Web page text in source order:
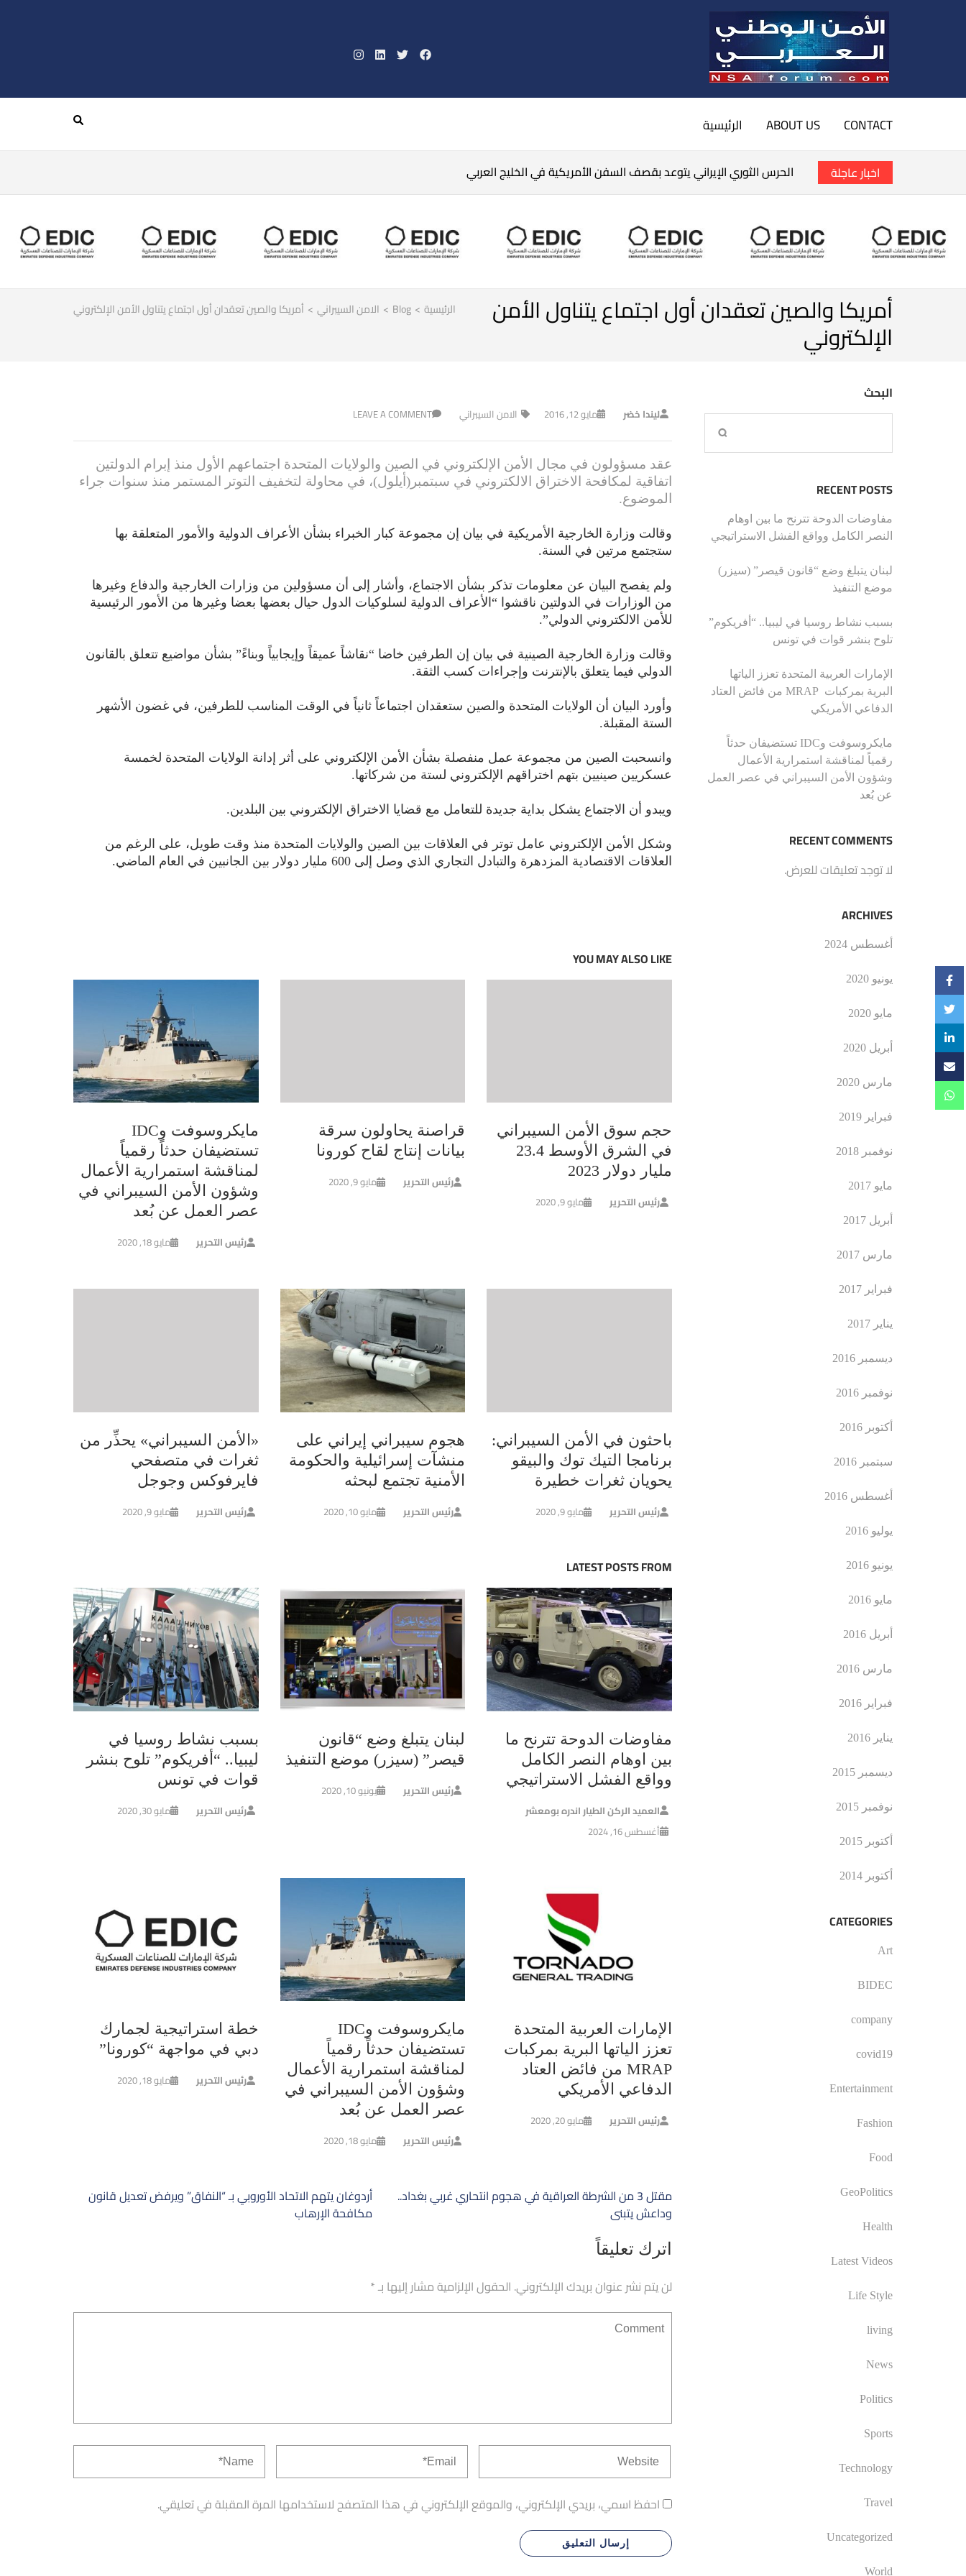
CONTACT
ABOUT US الرئيسية
اخبار عاجلة الحرس الثوري الإيراني يتوعد بقصف السفن الأمريكية في الخليج العربي
الرئيسية >
Blog
> الامن السيبراني > أمريكا والصين تعقدان أول اجتماع يتناول الأمن الإلكتروني أمريكا والصين تعقدان أول اجتماع يتناول الأمن
الإلكتروني
ليندا خضر مايو 12, 2016 الامن السيبراني LEAVE A COMMENT
عقد مسؤولون في مجال الأمن الإلكتروني في الصين والولايات المتحدة اجتماعهم الأول منذ إبرام الدولتين
اتفاقية لمكافحة الاختراق الالكتروني في سبتمبر(أيلول)، في محاولة لتخفيف التوتر المستمر منذ سنوات جراء
الموضوع.
وقالت وزارة الخارجية الأمريكية في بيان إن مجموعة كبار الخبراء بشأن الأعراف الدولية والأمور المتعلقة بها
ستجتمع مرتين في السنة.
ولم يفصح البيان عن معلومات تذكر بشأن الاجتماع، وأشار إلى أن مسؤولين من وزارات الخارجية والدفاع وغيرها
من الوزارات في الدولتين ناقشوا “الأعراف الدولية لسلوكيات الدول حيال بعضها بعضا وغيرها من الأمور الرئيسية
للأمن الالكتروني الدولي”.
وقالت وزارة الخارجية الصينية في بيان إن الطرفين خاضا “نقاشاً عميقاً وإيجابياً وبناءً” بشأن مواضيع تتعلق بالقانون
الدولي فيما يتعلق بالإنترنت وإجراءات كسب الثقة.
وأورد البيان أن الولايات المتحدة والصين ستعقدان اجتماعاً ثانياً في الوقت المناسب للطرفين، في غضون الأشهر
الستة المقبلة.
وانسحبت الصين من مجموعة عمل منفصلة بشأن الأمن الإلكتروني على أثر إدانة الولايات المتحدة لخمسة
عسكريين صينيين بتهم اختراقهم الإلكتروني لستة من شركاتها.
ويبدو أن الاجتماع يشكل بداية جديدة للتعامل مع قضايا الاختراق الإلكتروني بين البلدين.
وشكل الأمن الإلكتروني عامل توتر في العلاقات بين الصين والولايات المتحدة منذ وقت طويل، على الرغم من
العلاقات الاقتصادية المزدهرة والتبادل التجاري الذي وصل إلى 600 مليار دولار بين الجانبين في العام الماضي.
YOU MAY ALSO LIKE
حجم سوق الأمن السيبراني
في الشرق الأوسط 23.4
مليار دولار 2023
رئيس التحرير مايو 9, 2020
قراصنة يحاولون سرقة
بيانات إنتاج لقاح كورونا
رئيس التحرير مايو 9, 2020
مايكروسوفت وIDC
تستضيفان حدثاً رقمياً
لمناقشة استمرارية الأعمال
وشؤون الأمن السيبراني في
عصر العمل عن بُعد
رئيس التحرير مايو 18, 2020
باحثون في الأمن السيبراني:
برنامجا التيك توك والبيقو
يحويان ثغرات خطيرة
رئيس التحرير مايو 9, 2020
هجوم سيبراني إيراني على
منشآت إسرائيلية والحكومة
الأمنية تجتمع لبحثه
رئيس التحرير مايو 10, 2020
«الأمن السيبراني» يحذِّر من
ثغرات في متصفحي
فايرفوكس وجوجل
رئيس التحرير مايو 9, 2020
LATEST POSTS FROM
مفاوضات الدوحة تترنح ما
بين اوهام النصر الكامل
وواقع الفشل الاستراتيجي
العميد الركن الطيار اندره بومعشر
أغسطس 16, 2024
لبنان يتبلغ وضع “قانون
قيصر” (سيزر) موضع التنفيذ
رئيس التحرير يونيو 10, 2020
بسبب نشاط روسيا في
ليبيا.. “أفريكوم” تلوح بنشر
قوات في تونس
رئيس التحرير مايو 30, 2020
الإمارات العربية المتحدة
تعزز الياتها البرية بمركبات
MRAP من فائض العتاد
الدفاعي الأمريكي
رئيس التحرير مايو 20, 2020
مايكروسوفت وIDC
تستضيفان حدثاً رقمياً
لمناقشة استمرارية الأعمال
وشؤون الأمن السيبراني في
عصر العمل عن بُعد
رئيس التحرير مايو 18, 2020
خطة استراتيجية لجمارك
دبي في مواجهة “كورونا”
رئيس التحرير مايو 18, 2020
تصفّح
المقالات
أردوغان يتهم الاتحاد الأوروبي بـ “النفاق” ويرفض تعديل قانون
مكافحة الإرهاب
مقتل 3 من الشرطة العراقية في هجوم انتحاري غربي بغداد..
وداعش يتبنى
اترك تعليقاً
لن يتم نشر عنوان بريدك الإلكتروني. الحقول الإلزامية مشار إليها بـ*
احفظ اسمي، بريدي الإلكتروني، والموقع الإلكتروني في هذا المتصفح لاستخدامها المرة المقبلة في تعليقي.
البحث
RECENT POSTS
مفاوضات الدوحة تترنح ما بين اوهام
النصر الكامل وواقع الفشل الاستراتيجي
لبنان يتبلغ وضع “قانون قيصر” (سيزر)
موضع التنفيذ
بسبب نشاط روسيا في ليبيا.. “أفريكوم”
تلوح بنشر قوات في تونس
الإمارات العربية المتحدة تعزز الياتها
البرية بمركبات MRAP من فائض العتاد
الدفاعي الأمريكي
مايكروسوفت وIDC تستضيفان حدثاً
رقمياً لمناقشة استمرارية الأعمال
وشؤون الأمن السيبراني في عصر العمل
عن بُعد
RECENT COMMENTS
لا توجد تعليقات للعرض.
ARCHIVES
أغسطس 2024
يونيو 2020
مايو 2020
أبريل 2020
مارس 2020
فبراير 2019
نوفمبر 2018
مايو 2017
أبريل 2017
مارس 2017
فبراير 2017
يناير 2017
ديسمبر 2016
نوفمبر 2016
أكتوبر 2016
سبتمبر 2016
أغسطس 2016
يوليو 2016
يونيو 2016
مايو 2016
أبريل 2016
مارس 2016
فبراير 2016
يناير 2016
ديسمبر 2015
نوفمبر 2015
أكتوبر 2015
أكتوبر 2014
CATEGORIES
Art
BIDEC
company
covid19
Entertainment
Fashion
Food
GeoPolitics
Health
Latest Videos
Life Style
living
News
Politics
Sports
Technology
Travel
Uncategorized
World